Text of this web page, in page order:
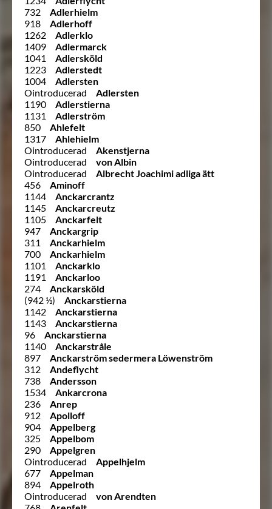
732
Adlerhielm
918
Adlerhoff
1262
Adlerklo
1409
Adlermarck
1041
Adlersköld
1223
Adlerstedt
1004
Adlersten
Ointroducerad
Adlersten
1190
Adlerstierna
1131
Adlerström
850
Ahlefelt
1317
Ahlehielm
Ointroducerad
Akenstjerna
Ointroducerad
von Albin
Ointroducerad
Albrecht Joachimi adliga ätt
456
Aminoff
1144
Anckarcrantz
1145
Anckarcreutz
1105
Anckarfelt
947
Anckargrip
311
Anckarhielm
700
Anckarhielm
1101
Anckarklo
1191
Anckarloo
274
Anckarsköld
(942 ½)
Anckarstierna
1142
Anckarstierna
1143
Anckarstierna
96
Anckarstierna
1140
Anckarstråle
897
Anckarström sedermera Löwenström
312
Andeflycht
738
Andersson
1534
Ankarcrona
236
Anrep
912
Apolloff
904
Appelberg
325
Appelbom
290
Appelgren
Ointroducerad
Appelhjelm
677
Appelman
894
Appelroth
Ointroducerad
von Arendten